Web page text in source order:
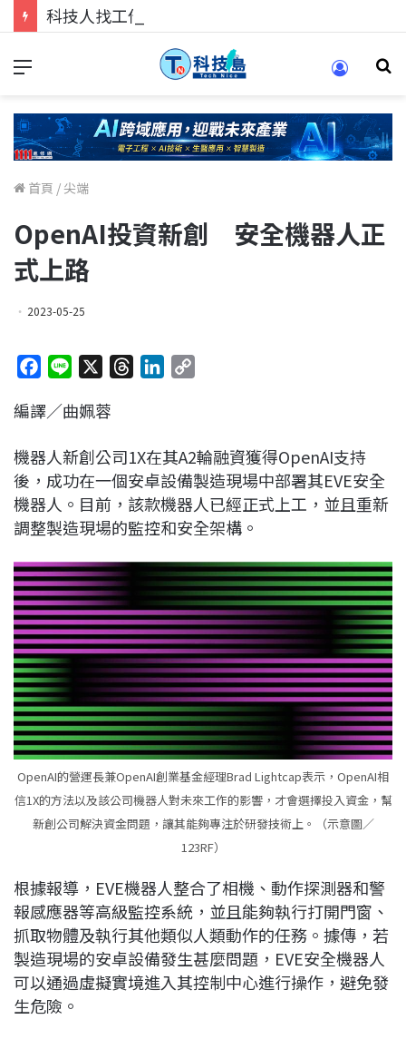
科技人找工作，就到TECH+ 科技專區!
首頁 /尖端
OpenAI投資新創 安全機器人正
式上路
2023-05-25
c
b
o
o
k
n
a
d
s
e
d
I
n
L
i
n
k
編譯／曲姵蓉
機器人新創公司1X在其A2輪融資獲得OpenAI支持
後，成功在一個安卓設備製造現場中部署其EVE安全
機器人。目前，該款機器人已經正式上工，並且重新
調整製造現場的監控和安全架構。
OpenAI的營運長兼OpenAI創業基金經理Brad Lightcap表示，OpenAI相
信1X的方法以及該公司機器人對未來工作的影響，才會選擇投入資金，幫
新創公司解決資金問題，讓其能夠專注於研發技術上。（示意圖／
123RF）
根據報導，EVE機器人整合了相機、動作探測器和警
報感應器等高級監控系統，並且能夠執行打開門窗、
抓取物體及執行其他類似人類動作的任務。據傳，若
製造現場的安卓設備發生甚麼問題，EVE安全機器人
可以通過虛擬實境進入其控制中心進行操作，避免發
生危險。